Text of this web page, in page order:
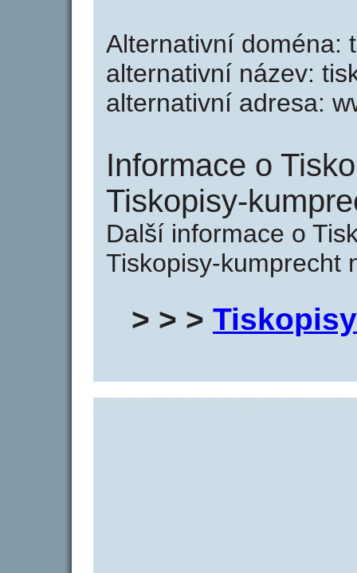
Alternativní doména:
alternativní název:
alternativní adresa:
Informace o
Tiskopisy-
Další informace o
Tiskopisy-kumprecht
> > >